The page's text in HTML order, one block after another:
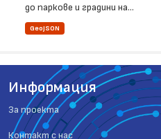
до паркове и градини на...
GeoJSON
Информация
За проекта
Контакт с нас